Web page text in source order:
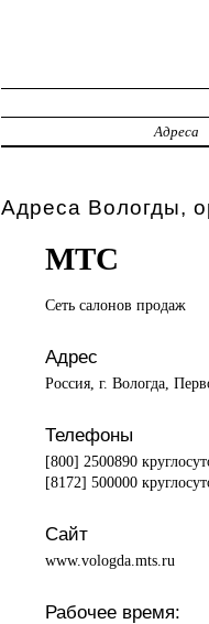
Адреса
Адреса Вологды,
МТС
Сеть салонов продаж
Адрес
Россия, г. Вологда,
Телефоны
[800] 2500890
[8172] 500000
Сайт
www.vologda.mts.ru
Рабочее время: